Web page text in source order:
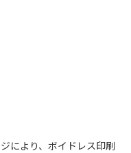
により、ボイドレス印刷